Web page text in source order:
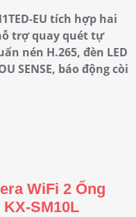
EU tích hợp hai
trợ quay quét tự
nén H.265, đèn LED
SENSE, báo động còi
WiFi 2 Ống
SM10L